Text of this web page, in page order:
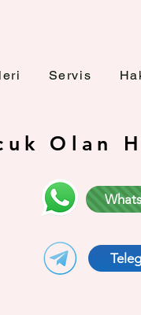
Servis
Olan